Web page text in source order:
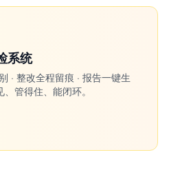
系统
· 整改全程留痕 · 报告一键生
管得住、能闭环。